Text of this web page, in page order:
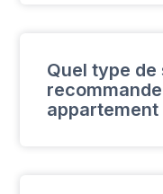
commerces
fréquentées
potentielles.
Quel type de
appartement